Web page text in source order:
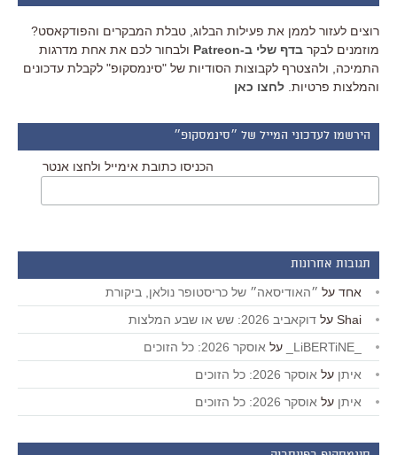
רוצים לעזור לממן את פעילות הבלוג, טבלת המבקרים והפודקאסט?
מוזמנים לבקר בדף שלי ב-Patreon
ולבחור לכם את אחת מדרגות
התמיכה, ולהצטרף לקבוצות הסודיות של "סינמסקופ" לקבלת עדכונים
והמלצות פרטיות. לחצו כאן
הירשמו לעדכוני המייל של ״סינמסקופ״
הכניסו כתובת אימייל ולחצו אנטר
תגובות אחרונות
אחד על ״האודיסאה״ של כריסטופר נולאן, ביקורת
Shai על דוקאביב 2026: שש או שבע המלצות
על אוסקר 2026: כל הזוכים
איתן על אוסקר 2026: כל הזוכים
איתן על אוסקר 2026: כל הזוכים